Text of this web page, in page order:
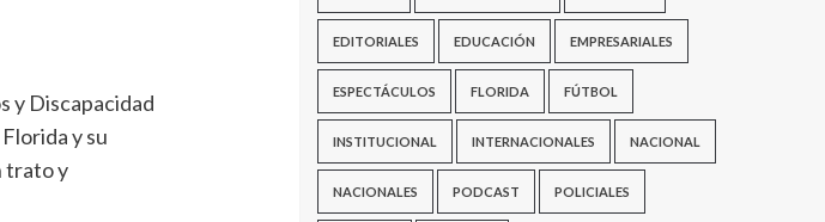
y Discapacidad
y su
trato y
EDITORIALES EDUCACIÓN EMPRESARIALES
ESPECTÁCULOS FLORIDA FÚTBOL
INSTITUCIONAL INTERNACIONALES NACIONAL
NACIONALES PODCAST POLICIALES